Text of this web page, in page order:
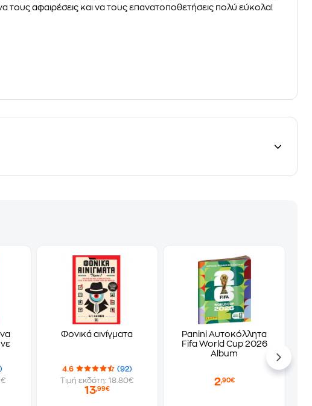
τους αφαιρέσεις και να τους επανατοποθετήσεις πολύ εύκολα!
Φονικά αινίγματα
4.6
(92)
Τιμή εκδότη: 18.80€
13,99€
Panini Αυτοκόλλητα
Fifa World Cup 2026
Album
2,90€